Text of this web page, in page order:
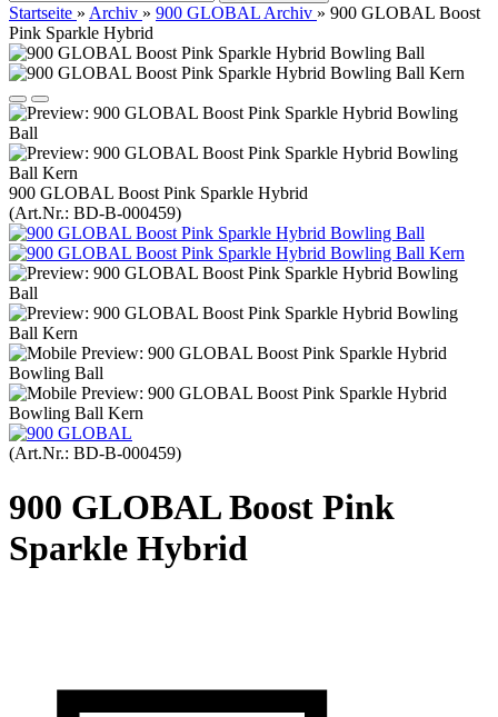
Startseite » Archiv » 900 GLOBAL Archiv » 900 GLOBAL Boost
Pink Sparkle Hybrid
900 GLOBAL Boost Pink Sparkle Hybrid
(Art.Nr.: BD-B-000459)
(Art.Nr.: BD-B-000459)
900 GLOBAL Boost Pink
Sparkle Hybrid